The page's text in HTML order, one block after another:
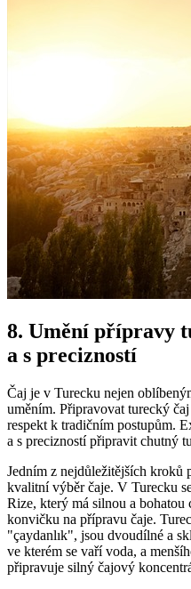
8. Umění přípravy
a s precizností
Čaj je v Turecku nejen
uměním. Připravovat turecký
respekt k tradičním postupům.
a s precizností připravit chutný
Jedním z nejdůležitějších kroků
kvalitní výběr čaje. V Turecku
Rize, který má silnou a
konvičku na přípravu čaje.
"çaydanlık", jsou dvoudílné a
ve kterém se vaří voda, a
připravuje silný čajový